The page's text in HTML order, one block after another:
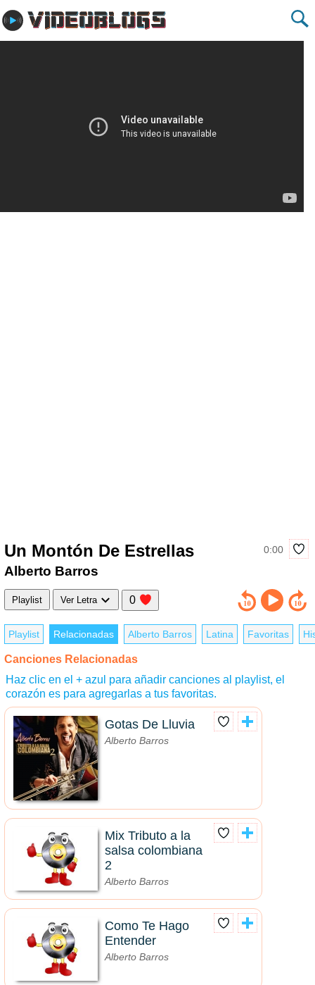
Un Montón De Estrellas 0:00
Alberto Barros
Playlist Ver Letra 0
Playlist Relacionadas Alberto Barros Latina Favoritas
Canciones Relacionadas
Haz clic en el + azul para añadir canciones al playlist, el
corazón es para agregarlas a tus favoritas.
Gotas De Lluvia
Alberto Barros
Mix Tributo a la
salsa colombiana
2
Alberto Barros
Como Te Hago
Entender
Alberto Barros